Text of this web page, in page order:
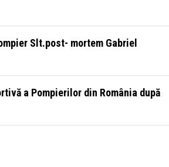
Slt.post- mortem Gabriel
a Pompierilor din România după